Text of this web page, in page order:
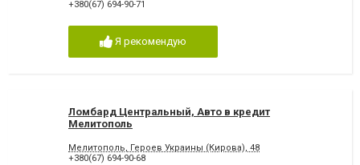
+380(67) 694-90-71
Я рекомендую
Ломбард Центральный, Авто в кредит
Мелитополь
Мелитополь, Героев Украины (Кирова), 48
+380(67) 694-90-68